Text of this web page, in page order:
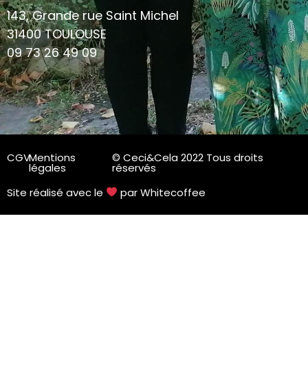
143, Grande rue Saint Michel
31400 TOULOUSE
09 73 26 49 09
CGVMentions
légales
© Ceci&Cela 2022 Tous droits
réservés
Site réalisé avec le
par Whitecoffee